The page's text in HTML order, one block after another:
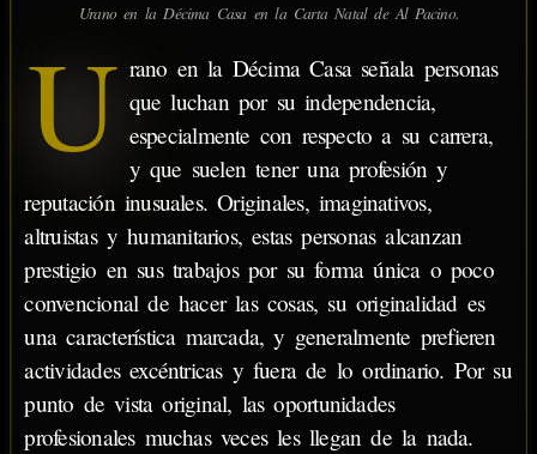
Urano en la Décima Casa en la Carta Natal de Al Pacino.
U rano en la Décima Casa señala personas
que luchan por su independencia,
especialmente con respecto a su carrera,
y que suelen tener una profesión y
reputación inusuales. Originales, imaginativos,
altruistas y humanitarios, estas personas alcanzan
prestigio en sus trabajos por su forma única o poco
convencional de hacer las cosas, su originalidad es
una característica marcada, y generalmente prefieren
actividades excéntricas y fuera de lo ordinario. Por su
punto de vista original, las oportunidades
profesionales muchas veces les llegan de la nada.